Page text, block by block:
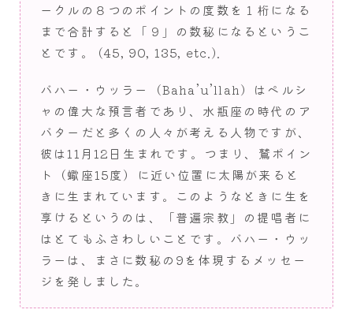
ークルの８つのポイントの度数を１桁になる
まで合計すると「９」の数秘になるというこ
とです。 (45, 90, 135, etc.).
バハー・ウッラー（Baha’u’llah）はペルシ
ャの偉大な預言者であり、水瓶座の時代のア
バターだと多くの人々が考える人物ですが、
彼は11月12日生まれです。つまり、鷲ポイン
ト（蠍座15度）に近い位置に太陽が来ると
きに生まれています。このようなときに生を
享けるというのは、「普遍宗教」の提唱者に
はとてもふさわしいことです。バハー・ウッ
ラーは、まさに数秘の9を体現するメッセー
ジを発しました。